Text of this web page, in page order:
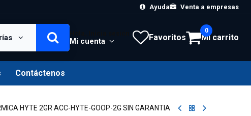
Ayuda Venta a empresas
Mi cuenta Favoritos Mi carrito
0
Contáctenos
HYTE 2GR ACC-HYTE-GOOP-2G SIN GARANTIA